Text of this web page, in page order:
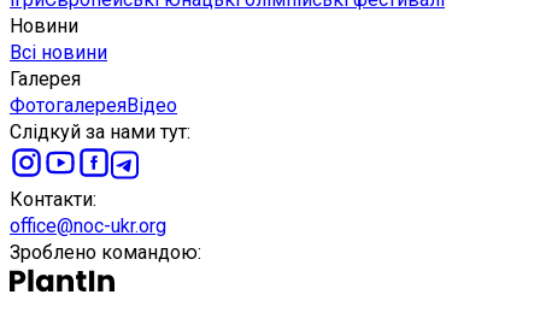
Новини
Всі новини
Галерея
ФотогалереяВідео
Слідкуй за нами тут:
Контакти:
office@noc-ukr.org
Зроблено командою: